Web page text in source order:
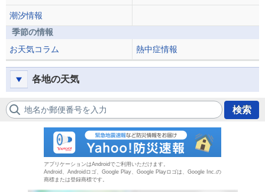
潮汐情報
季節の情報
お天気コラム
熱中症情報
各地の天気
地名か郵便番号を入力 検索
アプリケーションはAndroidでご利用いただけます。
Android、Androidロゴ、Google Play、Google Playロゴは、Google Inc.の
商標または登録商標です。